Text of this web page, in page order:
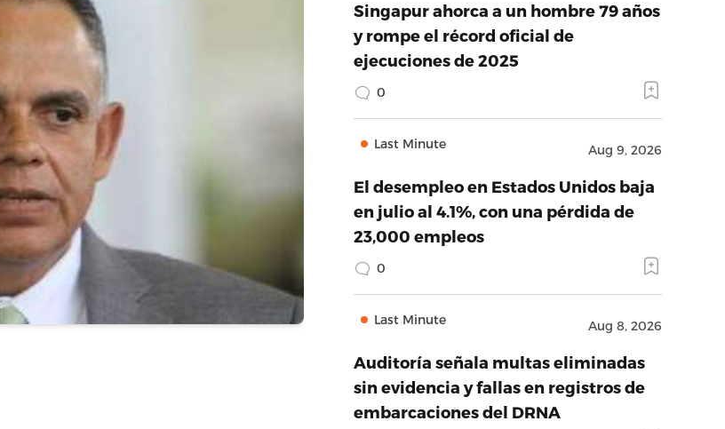
Singapur ahorca a un hombre 79 años
y rompe el récord oficial de
ejecuciones de 2025
0
Last Minute Aug 9, 2026
El desempleo en Estados Unidos baja
en julio al 4.1%, con una pérdida de
23,000 empleos
0
Last Minute Aug 8, 2026
Auditoría señala multas eliminadas
sin evidencia y fallas en registros de
embarcaciones del DRNA